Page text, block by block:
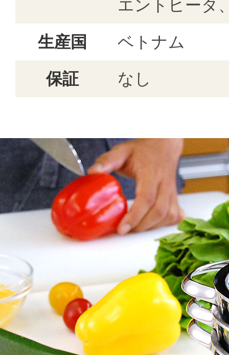
エントヒータ
生産国
ベトナム
保証
なし